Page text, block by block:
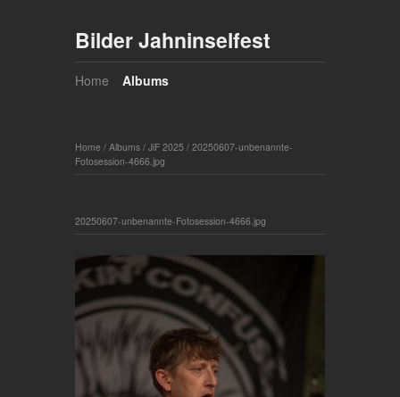
Bilder Jahninselfest
Home Albums
Home / Albums / JiF 2025 / 20250607-unbenannte-
Fotosession-4666.jpg
20250607-unbenannte-Fotosession-4666.jpg